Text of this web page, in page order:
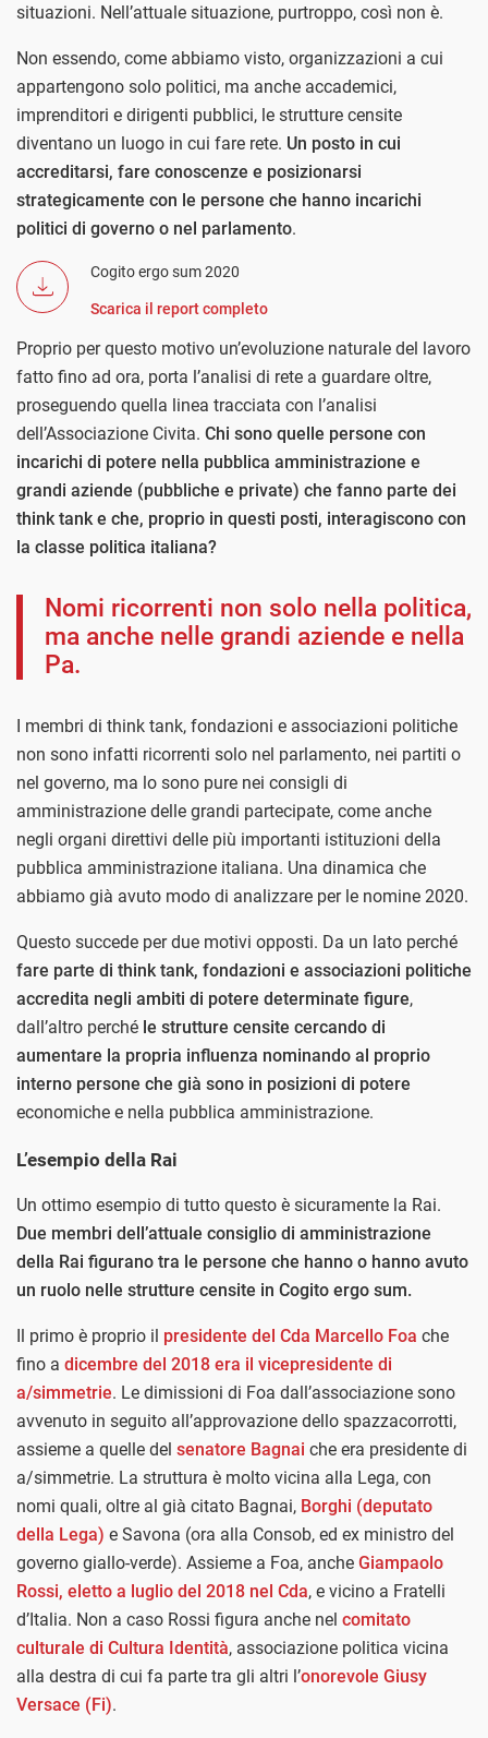
situazioni. Nell’attuale situazione, purtroppo, così non è.
Non essendo, come abbiamo visto, organizzazioni a cui
appartengono solo politici, ma anche accademici,
imprenditori e dirigenti pubblici, le strutture censite
diventano un luogo in cui fare rete. Un posto in cui
accreditarsi, fare conoscenze e posizionarsi
strategicamente con le persone che hanno incarichi
politici di governo o nel parlamento.
Cogito ergo sum 2020
Scarica il report completo
Proprio per questo motivo un’evoluzione naturale del lavoro
fatto fino ad ora, porta l’analisi di rete a guardare oltre,
proseguendo quella linea tracciata con l’analisi
dell’Associazione Civita. Chi sono quelle persone con
incarichi di potere nella pubblica amministrazione e
grandi aziende (pubbliche e private) che fanno parte dei
think tank e che, proprio in questi posti, interagiscono con
la classe politica italiana?
Nomi ricorrenti non solo nella politica,
ma anche nelle grandi aziende e nella
Pa.
I membri di think tank, fondazioni e associazioni politiche
non sono infatti ricorrenti solo nel parlamento, nei partiti o
nel governo, ma lo sono pure nei consigli di
amministrazione delle grandi partecipate, come anche
negli organi direttivi delle più importanti istituzioni della
pubblica amministrazione italiana. Una dinamica che
abbiamo già avuto modo di analizzare per le nomine 2020.
Questo succede per due motivi opposti. Da un lato perché
fare parte di think tank, fondazioni e associazioni politiche
accredita negli ambiti di potere determinate figure,
dall’altro perché le strutture censite cercando di
aumentare la propria influenza nominando al proprio
interno persone che già sono in posizioni di potere
economiche e nella pubblica amministrazione.
L’esempio della Rai
Un ottimo esempio di tutto questo è sicuramente la Rai.
Due membri dell’attuale consiglio di amministrazione
della Rai figurano tra le persone che hanno o hanno avuto
un ruolo nelle strutture censite in Cogito ergo sum.
Il primo è proprio il presidente del Cda Marcello Foa che
fino a dicembre del 2018 era il vicepresidente di
a/simmetrie. Le dimissioni di Foa dall’associazione sono
avvenuto in seguito all’approvazione dello spazzacorrotti,
assieme a quelle del senatore Bagnai che era presidente di
a/simmetrie. La struttura è molto vicina alla Lega, con
nomi quali, oltre al già citato Bagnai, Borghi (deputato
della Lega) e Savona (ora alla Consob, ed ex ministro del
governo giallo-verde). Assieme a Foa, anche Giampaolo
Rossi, eletto a luglio del 2018 nel Cda, e vicino a Fratelli
d’Italia. Non a caso Rossi figura anche nel comitato
culturale di Cultura Identità, associazione politica vicina
alla destra di cui fa parte tra gli altri l’onorevole Giusy
Versace (Fi).